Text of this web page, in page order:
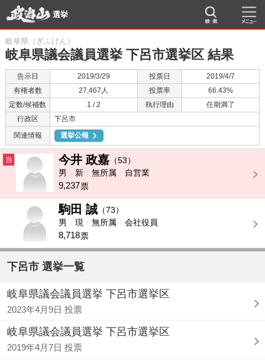
選挙
岐阜県（ぎふけん）
岐阜県議会議員選挙 下呂市選挙区 結果
告示日 2019/3/29 投票日
2019/4/7
有権者数
27,467人 投票率
66.43%
定数/候補数
1 / 2 執行理由
任期満了
行政区
下呂市
関連情報
選挙公報
当 今井 政嘉 （53）
男
新 無所属 自営業
9,237票
駒田 誠 （73）
男
現 無所属 会社役員
8,718票
下呂市 選挙一覧
岐阜県議会議員選挙 下呂市選挙区
2023年4月9日 投票
岐阜県議会議員選挙 下呂市選挙区
2019年4月7日 投票